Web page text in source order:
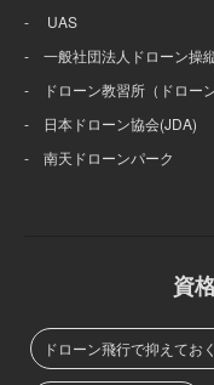
- UAS
- 一般社団法人ドローン操縦
- ドローン教習所（ドローン
- 日本ドローン協会(JDA)
- 南天ドローンパーク
資
ドローン飛行で抑えてお